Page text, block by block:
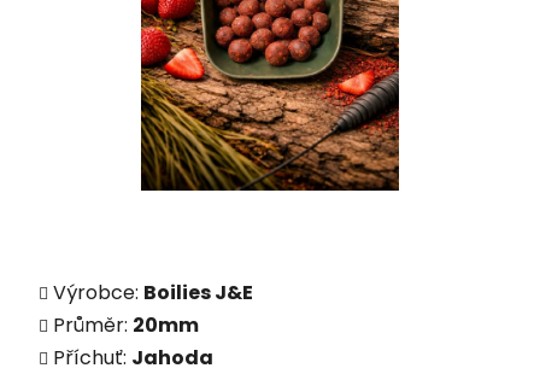
Výrobce: Boilies J&E
Průměr: 20mm
Příchuť: Jahoda